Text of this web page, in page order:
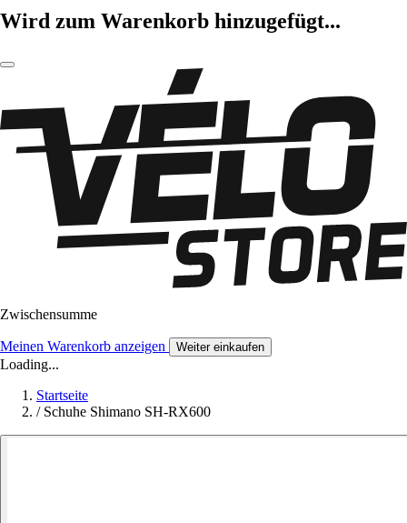
Wird zum Warenkorb hinzugefügt...
Zwischensumme
Meinen Warenkorb anzeigen Weiter einkaufen
Loading...
Startseite
/ Schuhe Shimano SH-RX600